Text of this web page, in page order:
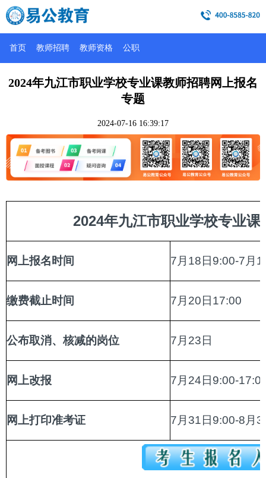
首页 教师招聘 教师资格 公职
2024年九江市职业学校专业课教师招聘网上报名
专题
2024-07-16 16:39:17
2024年九江市职业学校专业
网上报名时间 7月18日9:00-7月
缴费截止时间 7月20日17:00
公布取消、核减的岗位 7月23日
网上改报 7月24日9:00-
网上打印准考证 7月31日9:00-8月